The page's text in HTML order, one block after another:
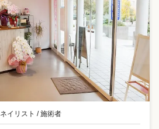
ネイリスト / 施術者